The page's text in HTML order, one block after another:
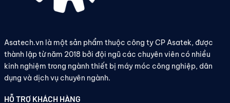
Bánh răng của bơm được thiết kế kiểu vát cạnh, hoặc bánh răng
nghiêng. Một bánh răng được dẫn động bởi động cơ và bánh răng
này dẫn động bánh răng kia (máy chạy không tải). Trong một số
trường hợp, cả hai trục có thể được dẫn động bởi động cơ. Các
trục được hỗ trợ bởi các ổ trục ở mỗi bên của vỏ.
Asatech.vn là một sản phẩm thuộc công ty CP Asatek, được
thành lập từ năm 2018 bởi đội ngũ các chuyên viên có nhiều
kinh nghiệm trong ngành thiết bị máy móc công nghiệp, dân
dụng và dịch vụ chuyên ngành.
HỖ TRỢ KHÁCH HÀNG